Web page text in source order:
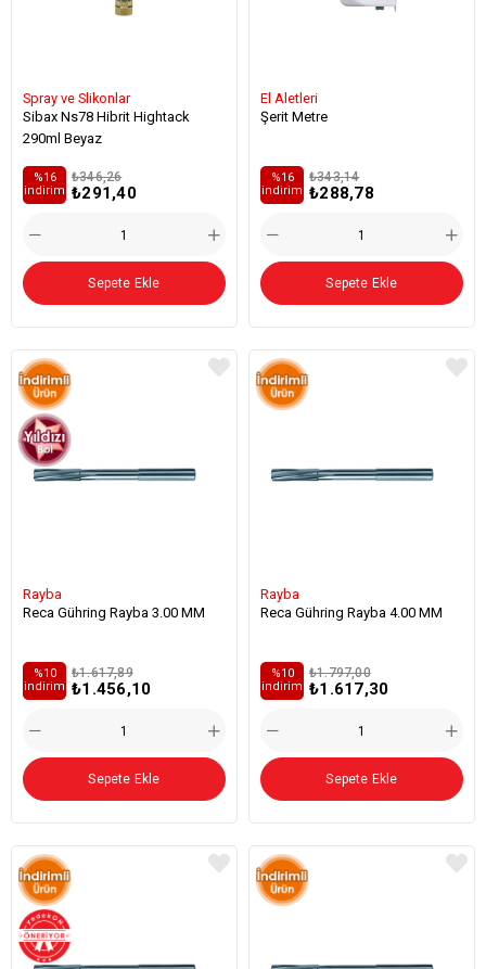
Spray ve Slikonlar
Sibax Ns78 Hibrit Hightack
290ml Beyaz
₺291,40
₺346,26
%16
i̇ndirim
Sepete Ekle
El Aletleri
Şerit Metre
₺288,78
₺343,14
%16
i̇ndirim
Sepete Ekle
Rayba
Reca Gühring Rayba 3.00 MM
₺1.456,10
₺1.617,89
%10
i̇ndirim
Sepete Ekle
Rayba
Reca Gühring Rayba 4.00 MM
₺1.617,30
₺1.797,00
%10
i̇ndirim
Sepete Ekle